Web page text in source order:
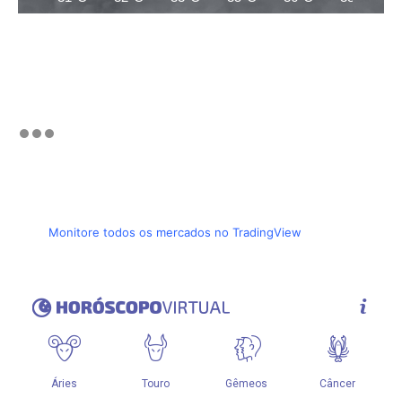
Monitore todos os mercados no TradingView